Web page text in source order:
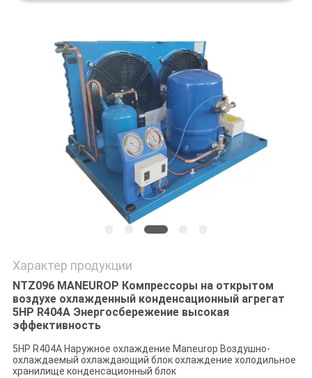
КОНФИДЕНЦИАЛЬНОСТИ
Характер продукции
NTZ096 MANEUROP Компрессоры на открытом
воздухе охлажденный конденсационный агрегат
5HP R404A Энергосбережение высокая
эффективность
5HP R404A Наружное охлаждение Maneurop Воздушно-
охлаждаемый охлаждающий блок охлаждение холодильное
хранилище конденсационный блок